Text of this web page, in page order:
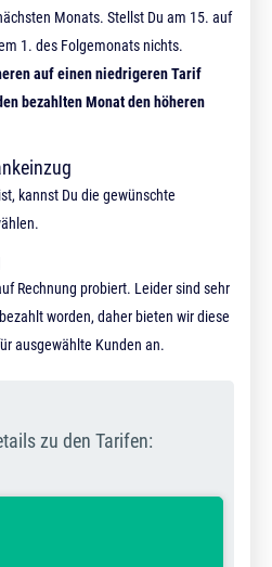
Monats. Stellst Du am 15. auf
1. des Folgemonats nichts.
auf einen niedrigeren Tarif
bezahlten Monat den höheren
kannst Du die gewünschte
Rechnung probiert. Leider sind sehr
worden, daher bieten wir diese
ausgewählte Kunden an.
zu den Tarifen: